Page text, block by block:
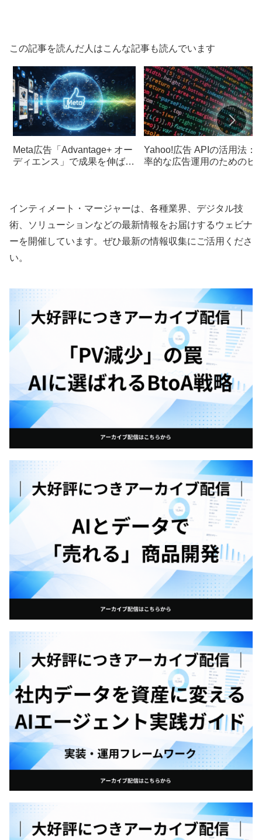
この記事を読んだ人はこんな記事も読んでいます
Meta広告「Advantage+ オー
ディエンス」で成果を伸ば
Yahoo!広告 APIの活用法：
率的な広告運用のためのヒ
インティメート・マージャーは、各種業界、デジタル技
術、ソリューションなどの最新情報をお届けするウェビナ
ーを開催しています。ぜひ最新の情報収集にご活用くださ
い。